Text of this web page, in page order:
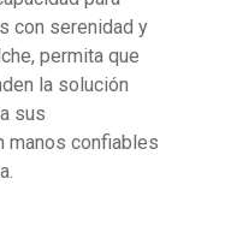
con serenidad y
permita que
la solución
sus
manos confiables